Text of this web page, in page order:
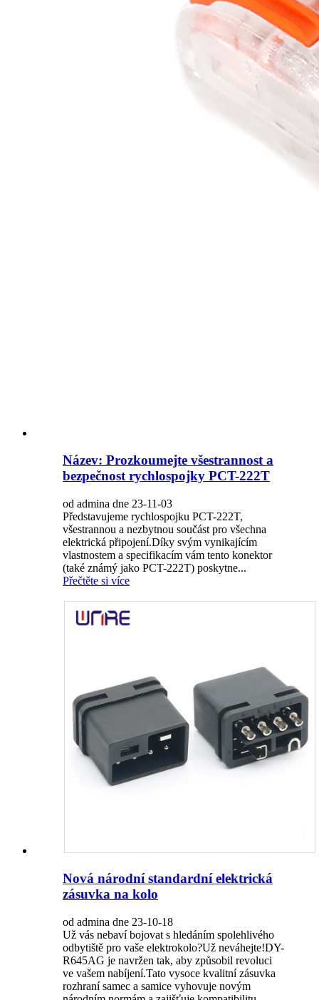
Název: Prozkoumejte všestrannost a
bezpečnost rychlospojky PCT-222T
od admina dne 23-11-03
Představujeme rychlospojku PCT-222T,
všestrannou a nezbytnou součást pro všechna
elektrická připojení.Díky svým vynikajícím
vlastnostem a specifikacím vám tento konektor
(také známý jako PCT-222T) poskytne...
Přečtěte si více
Nová národní standardní elektrická
zásuvka na kolo
od admina dne 23-10-18
Už vás nebaví bojovat s hledáním spolehlivého
odbytiště pro vaše elektrokolo?Už neváhejte!DY-
R645AG je navržen tak, aby způsobil revoluci
ve vašem nabíjení.Tato vysoce kvalitní zásuvka
rozhraní samec a samice vyhovuje novým